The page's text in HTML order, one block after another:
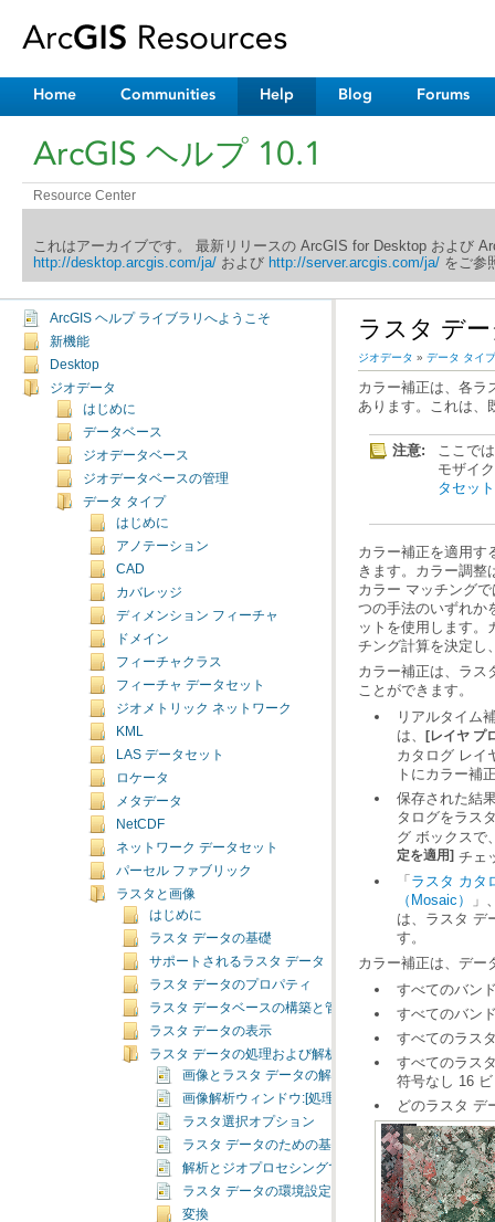
Home Communities Help Blog Forums
ArcGIS ヘルプ 10.1
Resource Center
これはアーカイブです。 最新リリースの ArcGIS for Desktop および
http://desktop.arcgis.com/ja/および http://server.arcgis.com/ja/をご参
ArcGIS ヘルプ ライブラリへようこそ
新機能
Desktop
ジオデータ
はじめに
データベース
ジオデータベース
ジオデータベースの管理
データ タイプ
はじめに
アノテーション
CAD
カバレッジ
ディメンション フィーチャ
ドメイン
フィーチャクラス
フィーチャ データセット
ジオメトリック ネットワーク
KML
LAS データセット
ロケータ
メタデータ
NetCDF
ネットワーク データセット
パーセル ファブリック
ラスタと画像
はじめに
ラスタ データの基礎
サポートされるラスタ データ
ラスタ データのプロパティ
ラスタ データベースの構築と管理
ラスタ データの表示
ラスタ データの処理および解析
画像とラスタ データの解析について
画像解析ウィンドウ:[処理] セクション
ラスタ選択オプション
ラスタ データのための基本的なジオプロセシング
解析とジオプロセシングでのモザイク データセッ
ラスタ データの環境設定
変換
ラスタ デ
ジオデータ » データ タイプ
あります。これは、
注意:
モザイ
タセッ
チング計算を決定し
ことができます。
は、 [レイヤ プ
トにカラー補
タログをラス
グ ボックスで
定を適用] チェ
「 ラスタ カタ
（Mosaic）
」
す。
カラー補正は、デー
すべてのバン
すべてのバン
すべてのラス
符号なし 16
どのラスタ デ